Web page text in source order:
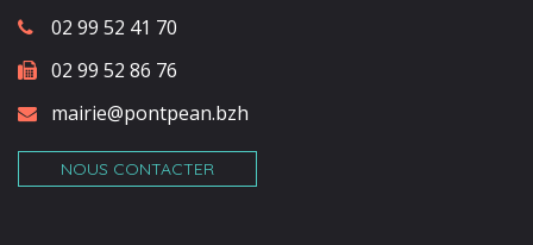
02 99 52 41 70
02 99 52 86 76
mairie@pontpean.bzh
NOUS CONTACTER